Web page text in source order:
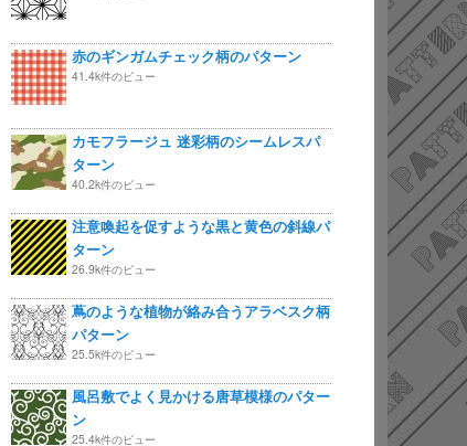
赤のギンガムチェック柄のパターン
41.4k件のビュー
カモフラージュ 迷彩柄のシームレスパ
ターン
40.2k件のビュー
注意喚起を促すような黒と黄色の斜線パ
ターン
26.9k件のビュー
蔦のような植物が絡み合うアラベスク柄
パターン
25.5k件のビュー
風呂敷でよく見かける唐草模様のパター
ン
25.4k件のビュー